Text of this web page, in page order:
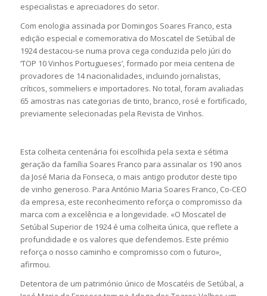
especialistas e apreciadores do setor.
Com enologia assinada por Domingos Soares Franco, esta
edição especial e comemorativa do Moscatel de Setúbal de
1924 destacou-se numa prova cega conduzida pelo júri do
‘TOP 10 Vinhos Portugueses’, formado por meia centena de
provadores de 14 nacionalidades, incluindo jornalistas,
críticos, sommeliers e importadores. No total, foram avaliadas
65 amostras nas categorias de tinto, branco, rosé e fortificado,
previamente selecionadas pela Revista de Vinhos.
Esta colheita centenária foi escolhida pela sexta e sétima
geração da família Soares Franco para assinalar os 190 anos
da José Maria da Fonseca, o mais antigo produtor deste tipo
de vinho generoso. Para António Maria Soares Franco, Co-CEO
da empresa, este reconhecimento reforça o compromisso da
marca com a excelência e a longevidade. «O Moscatel de
Setúbal Superior de 1924 é uma colheita única, que reflete a
profundidade e os valores que defendemos. Este prémio
reforça o nosso caminho e compromisso com o futuro»,
afirmou.
Detentora de um património único de Moscatéis de Setúbal, a